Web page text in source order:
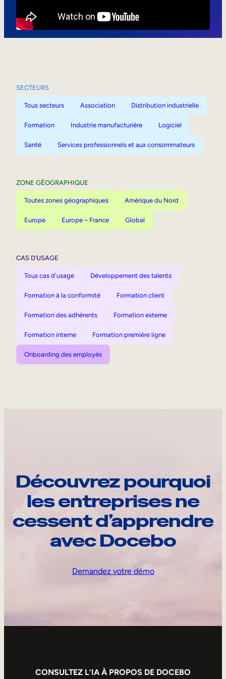
SECTEURS
Tous secteurs Association Distribution industrielle
Formation Industrie manufacturière Logiciel
Santé Services professionnels et aux consommateurs
ZONE GÉOGRAPHIQUE
Toutes zones géographiques Amérique du Nord
Europe Europe – France Global
CAS D’USAGE
Tous cas d'usage Développement des talents
Formation à la conformité Formation client
Formation des adhérents Formation externe
Formation interne Formation première ligne
Onboarding des employés
Découvrez pourquoi
les entreprises ne
cessent d’apprendre
avec Docebo
Demandez votre démo
CONSULTEZ L’IA À PROPOS DE DOCEBO